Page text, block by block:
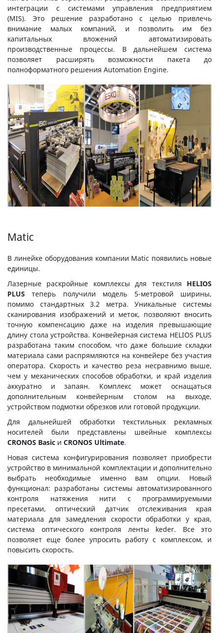
интеграции с системами управления предприятием
(MIS). Это решение разработано с целью привлечь
внимание малых компаний, и позволить им без
капитальных вложений автоматизировать
производственные процессы. В дальнейшем система
позволяет расширять возможности пакета до
полноформатного решения Automation Engine.
Matic
В линейке оборудования компании Matic появились новые
единицы.
Лазерные раскройные комплексы для текстиля HELIOS
PLUS теперь получили модель 5-метровой ширины,
помимо стандартных 3.2 метра. Уникальные системы
сканирования изображений и меток, позволяют вносить
точную компенсацию даже на изделия превышающие
длину стола устройства. Конвейерная система HELIOS PLUS
разработана таким способом, что даже большие складки
материала сами распрямляются на конвейере без участия
оператора. Скорость и качество реза несравнимо выше,
чем у механических способов обработки, и край изделия
аккуратно и запаян. Комплекс может оснащаться
дополнительным конвейерным столом на выходе,
устройством подмотки обрезков или готовой продукции.
Для дальнейшей обработки текстильных рекламных
носителей были представлены швейные комплексы
CRONOS Basic и CRONOS Ultimate.
Новая система конфигурирования позволяет приобрести
устройство в минимальной комплектации и дополнительно
выбрать необходимые именно вам опции. Новый
функционал: разработаны системы автоматизированного
контроля натяжения нити с программируемыми
пресетами, оптический датчик отслеживания края
материала для замедления скорости обработки у края,
система оптического контроля ленты keder. Все это
позволяет еще более упросить работу с комплексом, и
повысить скорость.